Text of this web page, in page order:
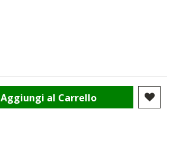
Aggiungi al Carrello